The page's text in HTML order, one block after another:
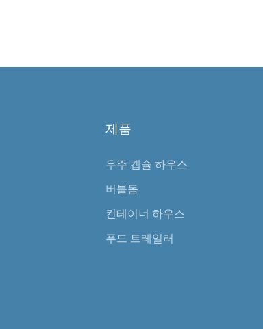
제품
우주 캡슐 하우스
버블돔
컨테이너 하우스
푸드 트레일러